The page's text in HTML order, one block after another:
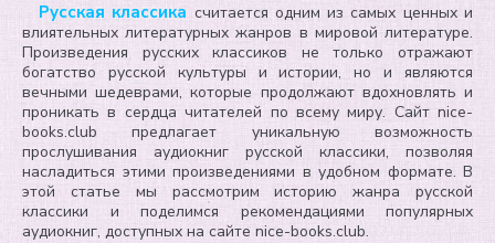
Русская классика считается одним из самых ценных и
влиятельных литературных жанров в мировой литературе.
Произведения русских классиков не только отражают
богатство русской культуры и истории, но и являются
вечными шедеврами, которые продолжают вдохновлять и
проникать в сердца читателей по всему миру. Сайт nice-
books.club предлагает уникальную возможность
прослушивания аудиокниг русской классики, позволяя
насладиться этими произведениями в удобном формате. В
этой статье мы рассмотрим историю жанра русской
классики и поделимся рекомендациями популярных
аудиокниг, доступных на сайте nice-books.club.